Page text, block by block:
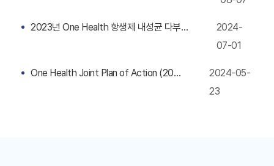
2023년 One Health 항생제 내성균 다부처 공동대응사업 연보
2024-
07-01
One Health Joint Plan of Action (2022-2026)
2024-05-
23